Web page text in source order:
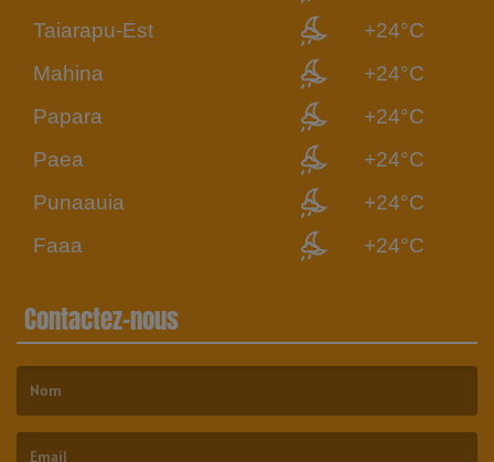
Taiarapu-Est
+24°C
Mahina
+24°C
Papara
+24°C
Paea
+24°C
Punaauia
+24°C
Faaa
+24°C
Contactez-nous